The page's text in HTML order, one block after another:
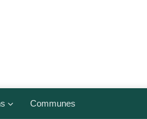
Communes